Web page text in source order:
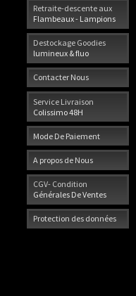
Retraite-descente aux
Flambeaux - Lampions
Destockage Goodies
lumineux & fluo
Contacter Nous
Service Livraison
Colissimo 48H
Mode De Paiement
A propos de Nous
CGV- Condition
Générales De Ventes
Protection des données